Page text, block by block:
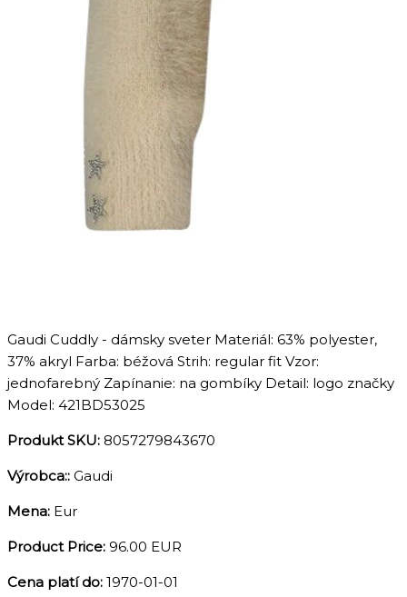
Gaudi Cuddly - dámsky sveter Materiál: 63% polyester,
37% akryl Farba: béžová Strih: regular fit Vzor:
jednofarebný Zapínanie: na gombíky Detail: logo značky
Model: 421BD53025
Produkt SKU: 8057279843670
Výrobca:: Gaudi
Mena: Eur
Product Price: 96.00 EUR
Cena platí do: 1970-01-01